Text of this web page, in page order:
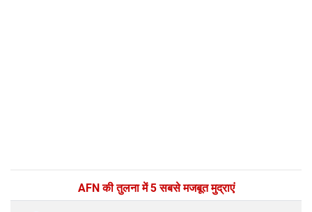
AFN की तुलना में 5 सबसे मजबूत मुद्राएं